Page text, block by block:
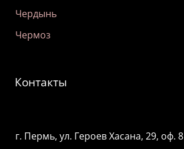
Чердынь
Чермоз
Контакты
г. Пермь, ул. Героев Хасана, 29, оф. 8